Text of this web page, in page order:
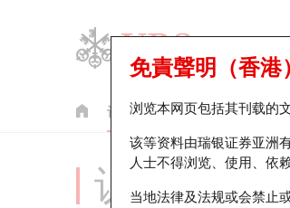
认股证 牛熊证 美股指数
免責聲明（香港
浏览本网页包括其刊载的
该等资料由瑞银证券亚洲
人士不得浏览、使用、依
当地法律及法规或会禁止
认股证分